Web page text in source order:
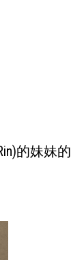
的妹妹的